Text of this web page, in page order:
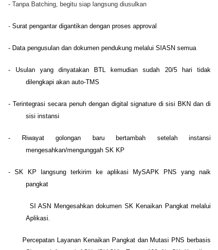
- Tanpa Batching, begitu siap langsung diusulkan
- Suratpengantar digantikan dengan proses approval
- Datapengusulan dandokumen pendukung melalui SIASNsemua
- Usulanyang dinyatakanBTL kemudian sudah 20/5 hari
tidak
dilengkapi akanauto-TMS
-Terintegrasi secara penuh dengandigital signature disisi BKN dan di
sisi instansi
- Riwayatgolongan baru bertambah setelah
instansi
mengesahkan/mengunggahSK KP
- SK KP langsung terkirim ke aplikasi MySAPK PNS yang naik
pangkat
SI ASN Mengesahkan dokumen SK Kenaikan Pangkat melalui
Aplikasi.
Percepatan Layanan Kenaikan Pangkat dan Mutasi PNS berbasis